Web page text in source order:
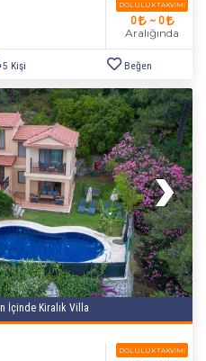
DOLULUK TAKVIMI
0 ~ 0
Aralığında
İçinde Kiralık Villa
DOLULUK TAKVIMI